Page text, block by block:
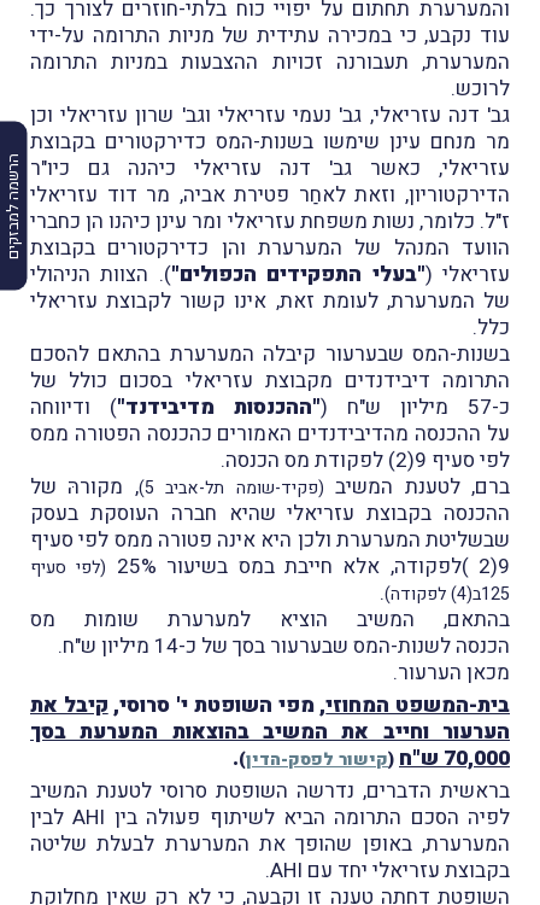
הרשמה למבזקים
והמערערת תחתום על יפויי כוח בלתי-חוזרים לצורך כך.
עוד נקבע, כי במכירה עתידית של מניות התרומה על-ידי
המערערת, תעבורנה זכויות ההצבעות במניות התרומה
לרוכש.
גב' דנה עזריאלי, גב' נעמי עזריאלי וגב' שרון עזריאלי וכן
מר מנחם עינן שימשו בשנות-המס כדירקטורים בקבוצת
עזריאלי, כאשר גב' דנה עזריאלי כיהנה גם כיו"ר
הדירקטוריון, וזאת לאחַר פטירת אביה, מר דוד עזריאלי
ז"ל. כלומר, נשות משפחת עזריאלי ומר עינן כיהנו הן כחברי
הוועד המנהל של המערערת והן כדירקטורים בקבוצת
עזריאלי ("בעלי התפקידים הכפולים"). הצוות הניהולי
של המערערת, לעומת זאת, אינו קשור לקבוצת עזריאלי
כלל.
בשנות-המס שבערעור קיבלה המערערת בהתאם להסכם
התרומה דיבידנדים מקבוצת עזריאלי בסכום כולל של
כ-57 מיליון ש"ח (
"ההכנסות מדיבידנד") ודיווחה
על ההכנסה מהדיבידנדים האמורים כהכנסה הפטורה ממס
לפי סעיף 9(2) לפקודת מס הכנסה.
ברם, לטענת המשיב (פקיד-שומה תל-אביב 5)
, מקורהּ של
ההכנסה בקבוצת עזריאלי שהיא חברה העוסקת בעסק
שבשליטת המערערת ולכן היא אינה פטורה ממס לפי סעיף
9(2 )לפקודה, אלא חייבת במס בשיעור 25%
(לפי סעיף
125ב(4) לפקודה)
.
בהתאם, המשיב הוציא למערערת שומות מס
הכנסה לשנות-המס שבערעור בסך של כ-14 מיליון ש"ח.
מכאן הערעור.
בית-המשפט המחוזי, מפי השופטת י' סרוסי,קיבל את
הערעור וחייב את המשיב בהוצאות המערעת בסך
70,000 ש"ח
(קישור לפסק-הדין)
.
בראשית הדברים, נדרשה השופטת סרוסי לטענת המשיב
לפיה הסכם התרומה הביא לשיתוף פעולה בין AHI לבין
המערערת, באופן שהופך את המערערת לבעלת שליטה
בקבוצת עזריאלי יחד עם AHI.
השופטת דחתה טענה זו וקבעה, כי לא רק שאין מחלוקת